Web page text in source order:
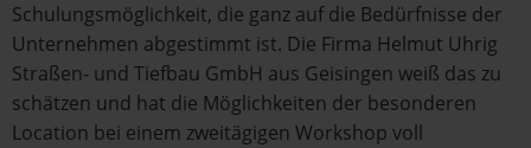
Schulungsmöglichkeit, die ganz auf die Bedürfnisse der
Unternehmen abgestimmt ist. Die Firma Helmut Uhrig
Straßen- und Tiefbau GmbH aus Geisingen weiß das zu
schätzen und hat die Möglichkeiten der besonderen
Location bei einem zweitägigen Workshop voll